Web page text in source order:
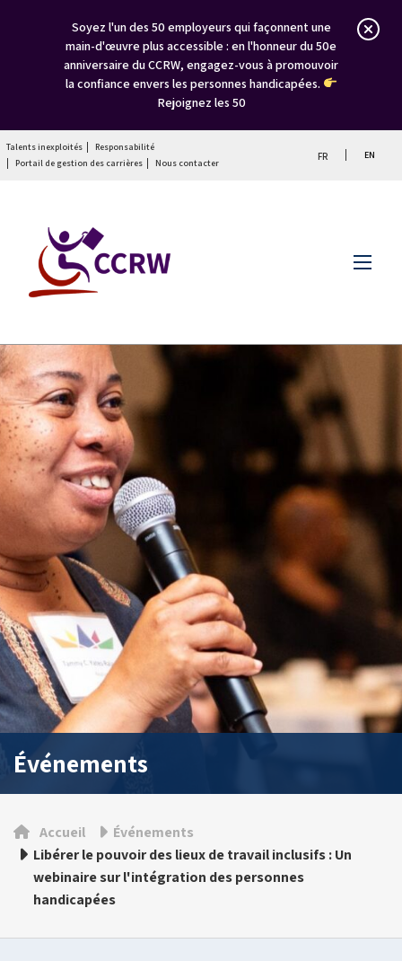
Soyez l'un des 50 employeurs qui façonnent une
main-d'œuvre plus accessible : en l'honneur du 50e
anniversaire du CCRW, engagez-vous à promouvoir
la confiance envers les personnes handicapées.
Rejoignez les 50
Talents inexploités
Responsabilité
Portail de gestion des carrières
Nous contacter
FR EN
Menu
Événements
Accueil
Événements
Libérer le pouvoir des lieux de travail inclusifs : Un
webinaire sur l'intégration des personnes
handicapées